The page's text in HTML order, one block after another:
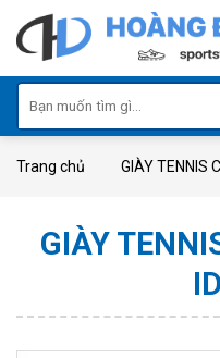
content
kiếm:
Trang chủ GIÀY TENNIS
GIÀY